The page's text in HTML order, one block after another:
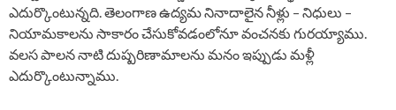
ఎదుర్కొంటున్నది. తెలంగాణ ఉద్యమ నినాదాలైన నీళ్లు – నిధులు –
నియామకాలను సాకారం చేసుకోవడంలోనూ వంచనకు గురయ్యాము.
వలస పాలన నాటి దుష్పరిణామాలను మనం ఇప్పుడు మళ్లీ
ఎదుర్కొంటున్నాము.